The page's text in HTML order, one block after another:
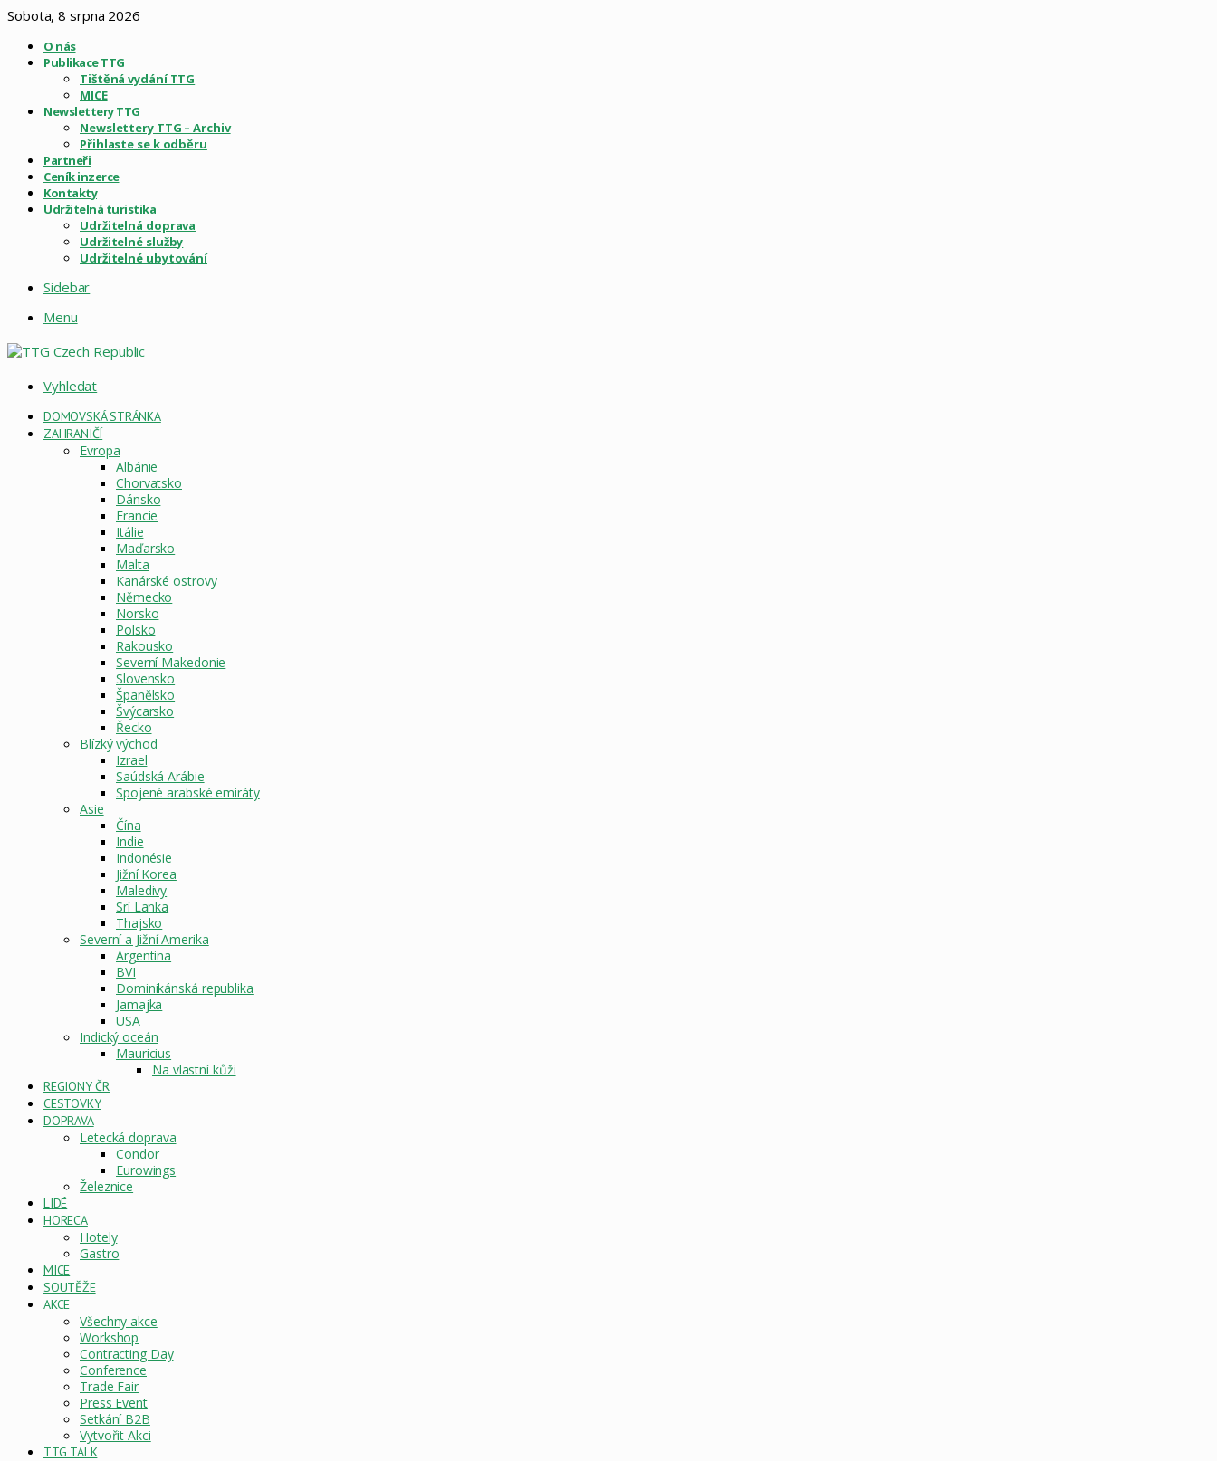
Sobota, 8 srpna 2026
O nás
Publikace TTG
Tištěná vydání TTG
MICE
Newslettery TTG
Newslettery TTG – Archiv
Přihlaste se k odběru
Partneři
Ceník inzerce
Kontakty
Udržitelná turistika
Udržitelná doprava
Udržitelné služby
Udržitelné ubytování
Sidebar
Menu
Vyhledat
DOMOVSKÁ STRÁNKA
ZAHRANIČÍ
Evropa
Albánie
Chorvatsko
Dánsko
Francie
Itálie
Maďarsko
Malta
Kanárské ostrovy
Německo
Norsko
Polsko
Rakousko
Severní Makedonie
Slovensko
Španělsko
Švýcarsko
Řecko
Blízký východ
Izrael
Saúdská Arábie
Spojené arabské emiráty
Asie
Čína
Indie
Indonésie
Jižní Korea
Maledivy
Srí Lanka
Thajsko
Severní a Jižní Amerika
Argentina
BVI
Dominikánská republika
Jamajka
USA
Indický oceán
Mauricius
Na vlastní kůži
REGIONY ČR
CESTOVKY
DOPRAVA
Letecká doprava
Condor
Eurowings
Železnice
LIDÉ
HORECA
Hotely
Gastro
MICE
SOUTĚŽE
AKCE
Všechny akce
Workshop
Contracting Day
Conference
Trade Fair
Press Event
Setkání B2B
Vytvořit Akci
TTG TALK